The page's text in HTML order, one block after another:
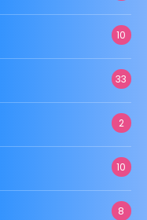
10
33
2
10
8